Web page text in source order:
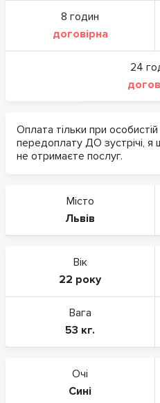
8 годин
договірна
24
Оплата тільки при
передоплату ДО зустрічі, я
не отримаєте послуг.
Місто
Львів
Вік
22 року
Вага
53 кг.
Очі
Сині